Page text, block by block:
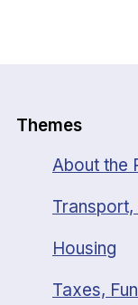
Themes
About the
Housing
Taxes,